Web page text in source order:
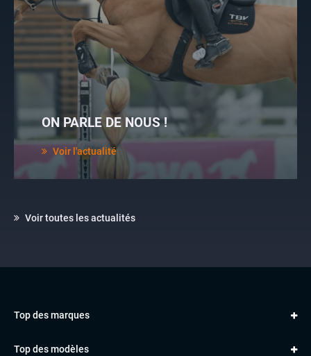
ON PARLE DE NOUS !
Voir l'actualité
Voir toutes les actualités
Top des marques
VOLKSWAGEN
Top des modèles